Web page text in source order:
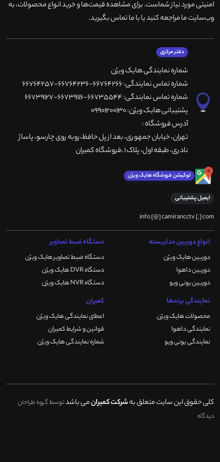
امنیتی مورد نیاز شماست. برای مشاهده قیمت‌ها و خرید انواع محصولات، به
وب‌سایت ما مراجعه کنید یا با ما تماس بگیرید.
دفتر مرکزی
شماره نمایندگی هایک ویژن
شماره تماس نمایندگی: 66764266-66764236-66764257
شماره تماس نمایندگی: 66735544-66739116-66739127
پشتیبانی هایک ویژن: 09901200130
آدرس فروشگاه :
تهران، خيابان جمهوری، بعد از پل حافظ،روبه روی چارسو، پاساژ
نادری، طبقه اول، پلاک 1 ،فروشگاه کمیران
لوکیشن فروشگاه هایک ویژن
ایمیل پشتیبانی
info [@] camirancctv [.] com
انواع دوربین مداربسته
دوربین هایک ویژن
دوربین داهوا
دوربین یونی ویو
دستگاه ضبط تصاویر
دستگاه ضبط تصاویر هایک ویژن
دستگاه DVR هایک ویژن
دستگاه NVR هایک ویژن
نمایندگی برندها
محصولات هایک ویژن
نمایندگی داهوا
نمایندگی یونی ویو
کمیران
اعطای نمایندگی هایک ویژن
قوانین و شرایط کمیران
شماره نمایندگی هایک ویژن
کلی حقوق این سایت متعلق بهشرکت کمیرانمی باشدتوسط گروه طراحان
دیدگاه